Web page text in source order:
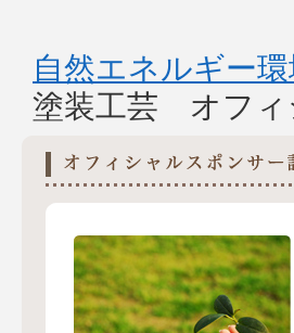
自然エネルギー
塗装工芸 オフィ